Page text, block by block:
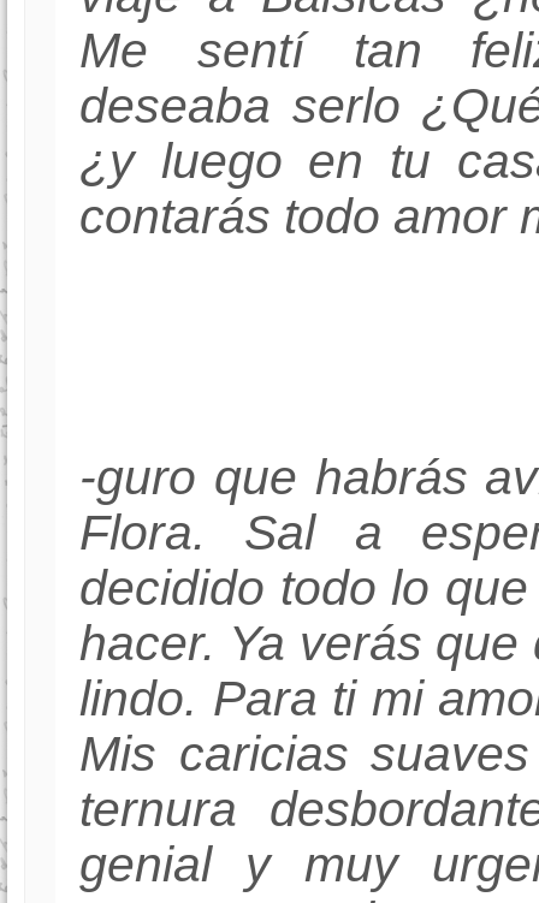
Me sentí tan
deseaba serlo
¿y luego en tu
contarás todo amor
-guro que habrás
Flora. Sal a
decidido todo lo
hacer. Ya verás que
lindo. Para ti mi
Mis caricias
ternura
genial y muy